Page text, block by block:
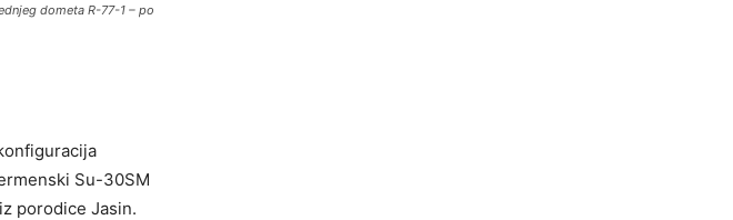
dometa R-77-1 – po
Su-30SM
porodice Jasin.